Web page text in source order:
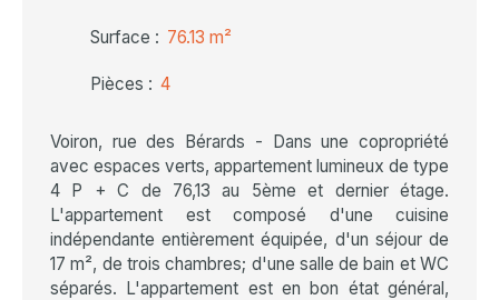
Surface : 76.13 m²
Pièces : 4
Voiron, rue des Bérards - Dans une copropriété
avec espaces verts, appartement lumineux de type
4 P + C de 76,13 au 5ème et dernier étage.
L'appartement est composé d'une cuisine
indépendante entièrement équipée, d'un séjour de
17 m², de trois chambres; d'une salle de bain et WC
séparés. L'appartement est en bon état général,